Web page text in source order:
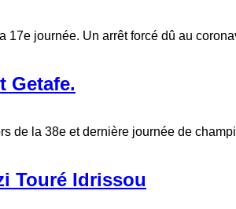
journée. Un arrêt forcé dû au
Getafe.
de la 38e et dernière journée de
Touré Idrissou